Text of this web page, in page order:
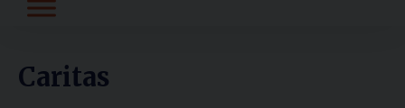
Caritas